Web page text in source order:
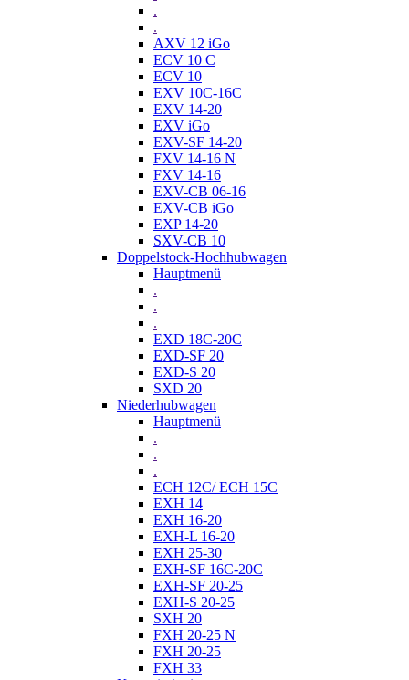
.
.
AXV 12 iGo
ECV 10 C
ECV 10
EXV 10C-16C
EXV 14-20
EXV iGo
EXV-SF 14-20
FXV 14-16 N
FXV 14-16
EXV-CB 06-16
EXV-CB iGo
EXP 14-20
SXV-CB 10
Doppelstock-Hochhubwagen
Hauptmenü
.
.
.
EXD 18C-20C
EXD-SF 20
EXD-S 20
SXD 20
Niederhubwagen
Hauptmenü
.
.
.
ECH 12C/ ECH 15C
EXH 14
EXH 16-20
EXH-L 16-20
EXH 25-30
EXH-SF 16C-20C
EXH-SF 20-25
EXH-S 20-25
SXH 20
FXH 20-25 N
FXH 20-25
FXH 33